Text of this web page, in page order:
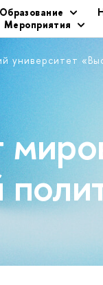
Образование
Мероприятия
университет